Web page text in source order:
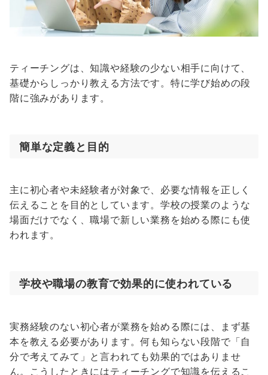
ティーチングは、知識や経験の少ない相手に向けて、
基礎からしっかり教える方法です。特に学び始めの段
階に強みがあります。
簡単な定義と目的
主に初心者や未経験者が対象で、必要な情報を正しく
伝えることを目的としています。学校の授業のような
場面だけでなく、職場で新しい業務を始める際にも使
われます。
学校や職場の教育で効果的に使われている
実務経験のない初心者が業務を始める際には、まず基
本を教える必要があります。何も知らない段階で「自
分で考えてみて」と言われても効果的ではありませ
ん。こうしたときにはティーチングで知識を伝えるこ